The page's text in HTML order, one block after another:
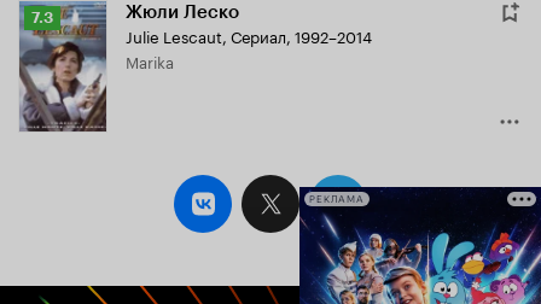
Рейтинг
Кинопоиска
7.3
7.3 Жюли Леско
Julie Lescaut, Сериал, 1992–2014
Marika
РЕКЛАМА